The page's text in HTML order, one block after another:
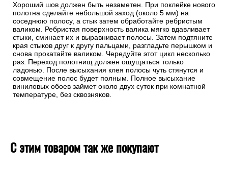
Хороший шов должен быть незаметен. При поклейке нового
полотна сделайте небольшой заход (около 5 мм) на
соседнюю полосу, а стык затем обработайте ребристым
валиком. Ребристая поверхность валика мягко вдавливает
стыки, сминает их и выравнивает полосы. Затем подтяните
края стыков друг к другу пальцами, разгладьте перышком и
снова прокатайте валиком. Чередуйте этот цикл несколько
раз. Переход полотнищ должен ощущаться только
ладонью. После высыхания клея полосы чуть стянутся и
совмещение полос будет полным. Полное высыхание
виниловых обоев займет около двух суток при комнатной
температуре, без сквозняков.
С этим товаром так же покупают